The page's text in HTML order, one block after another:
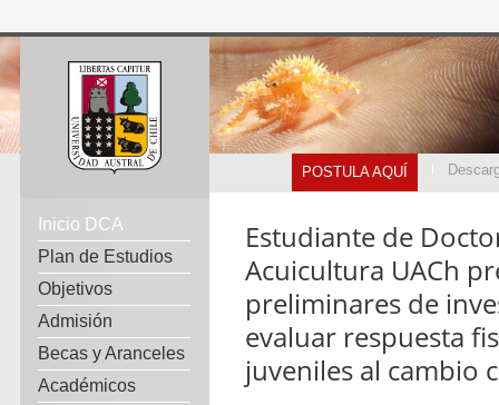
Inicio DCA
Plan de Estudios
Objetivos
Admisión
Becas y Aranceles
Académicos
POSTULA AQUÍ
Estudiante de
Acuicultura UACh
preliminares de
evaluar respuesta
juveniles al cambio